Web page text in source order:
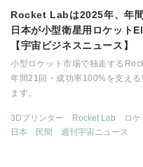
Rocket Labは2025年、年
日本が小型衛星用ロケット
【宇宙ビジネスニュース】
小型ロケット市場で独走する
年間21回・成功率100%を支え
ます。
3Dプリンター Rocket Lab ロケ
日本
民間 週刊宇宙ニュース